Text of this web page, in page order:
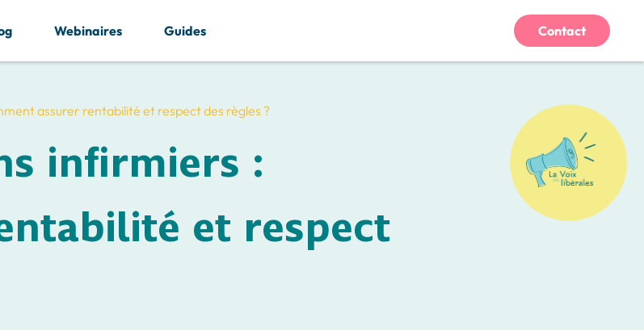
assurer rentabilité et respect des règles ?
infirmiers :
et respect
Webinaires Guides Contact